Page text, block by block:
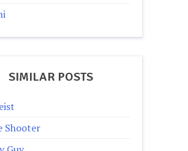
SIMILAR POSTS
Shooter